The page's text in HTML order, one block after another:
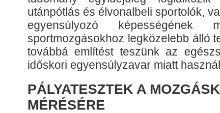
utánpótlás és élvonalbeli sportolók,
egyensúlyozó
sportmozgásokhoz legközelebb álló
továbbá említést teszünk az
időskori egyensúlyzavar miatt
PÁLYATESZTEK A
MÉRÉSÉRE